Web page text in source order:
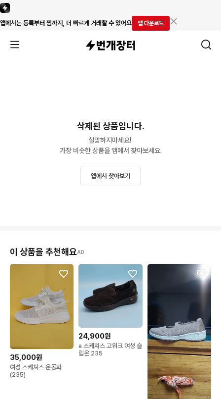
앱에서는 등록부터 찜까지, 더 빠르게 거래할 수 있어요 앱 다운로드
삭제된 상품입니다.
실망하지마세요!
가장 비슷한 상품을 앱에서 찾아보세요.
앱에서 찾아보기
이 상품을 추천해요AD
35,000원
여성 스케쳐스 운동화
(235)
24,900원
a 스케쳐스 고워크 여성 슬
립온 235